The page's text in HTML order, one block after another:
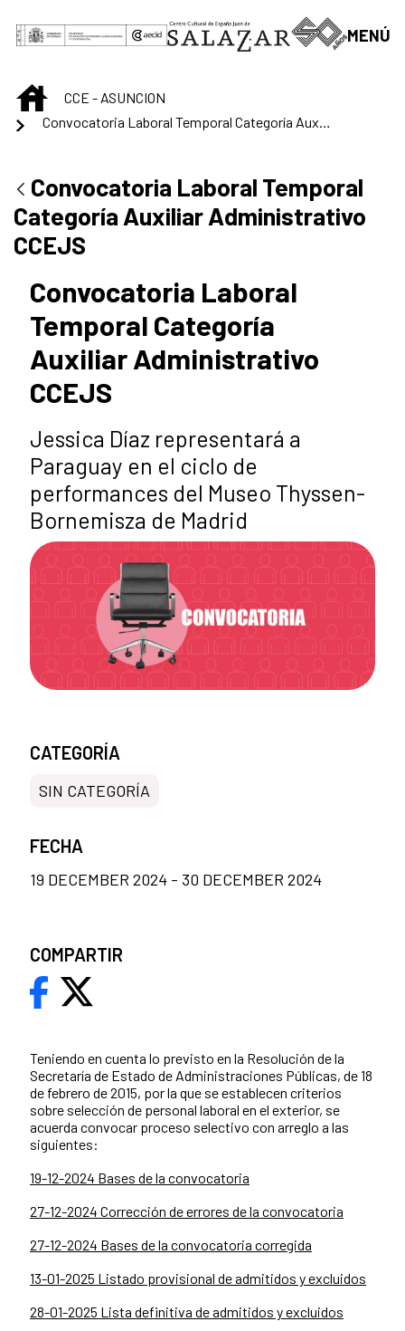
MENÚ
INICIOCCE - ASUNCION
Convocatoria Laboral Temporal
Categoría Auxiliar Administrativo
CCEJS
Convocatoria Laboral
Temporal Categoría
Auxiliar Administrativo
CCEJS
Jessica Díaz representará a
Paraguay en el ciclo de
performances del Museo Thyssen-
Bornemisza de Madrid
Teniendo en cuenta lo previsto en la Resolución de la
Secretaría de Estado de Administraciones Públicas, de 18
de febrero de 2015, por la que se establecen criterios
sobre selección de personal laboral en el exterior, se
acuerda convocar proceso selectivo con arreglo a las
siguientes:
19-12-2024 Bases de la convocatoria
27-12-2024 Corrección de errores de la convocatoria
27-12-2024 Bases de la convocatoria corregida
13-01-2025 Listado provisional de admitidos y excluidos
28-01-2025 Lista definitiva de admitidos y excluidos
CATEGORÍA
SIN CATEGORÍA
FECHA
19 DECEMBER 2024 - 30 DECEMBER 2024
COMPARTIR